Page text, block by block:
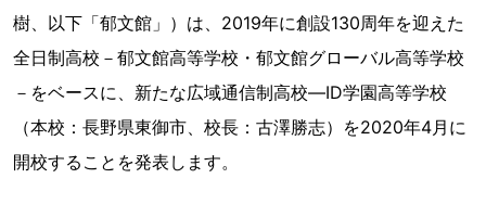
樹、以下「郁文館」）は、2019年に創設130周年を迎えた
全日制高校－郁文館高等学校・郁文館グローバル高等学校
－をベースに、新たな広域通信制高校―ID学園高等学校
（本校：長野県東御市、校長：古澤勝志）を2020年4月に
開校することを発表します。